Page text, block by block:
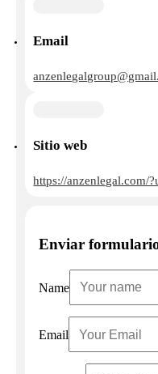
Email
Sitio web
https://anzenlegal.com/
Enviar
Name
Email